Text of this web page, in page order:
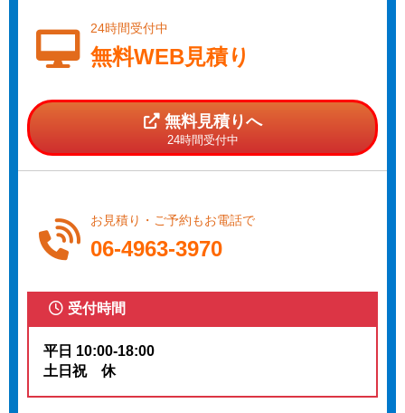
24時間受付中
無料WEB見積り
無料見積りへ
24時間受付中
お見積り・ご予約もお電話で
06-4963-3970
受付時間
平日 10:00-18:00
土日祝 休